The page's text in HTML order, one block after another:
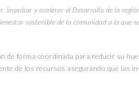
impulsar y acelerar el Desarrollo de la
sostenible de la comunidad a la que
de forma coordinada para reducir su
de los recursos asegurando que las